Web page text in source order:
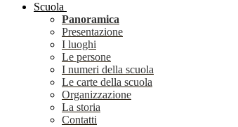
Scuola
Panoramica
Presentazione
I luoghi
Le persone
I numeri della scuola
Le carte della scuola
Organizzazione
La storia
Contatti